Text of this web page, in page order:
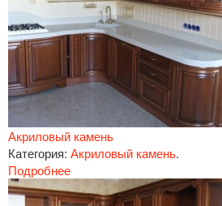
Акриловый камень
Категория: Акриловый камень.
Подробнее